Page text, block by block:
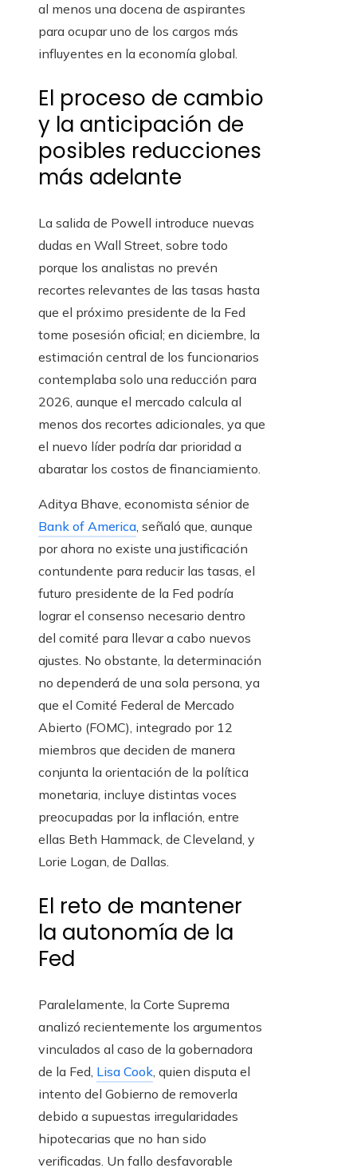
al menos una docena de aspirantes
para ocupar uno de los cargos más
influyentes en la economía global.
El proceso de cambio
y la anticipación de
posibles reducciones
más adelante
La salida de Powell introduce nuevas
dudas en Wall Street, sobre todo
porque los analistas no prevén
recortes relevantes de las tasas hasta
que el próximo presidente de la Fed
tome posesión oficial; en diciembre, la
estimación central de los funcionarios
contemplaba solo una reducción para
2026, aunque el mercado calcula al
menos dos recortes adicionales, ya que
el nuevo líder podría dar prioridad a
abaratar los costos de financiamiento.
Aditya Bhave, economista sénior de
Bank of America, señaló que, aunque
por ahora no existe una justificación
contundente para reducir las tasas, el
futuro presidente de la Fed podría
lograr el consenso necesario dentro
del comité para llevar a cabo nuevos
ajustes. No obstante, la determinación
no dependerá de una sola persona, ya
que el Comité Federal de Mercado
Abierto (FOMC), integrado por 12
miembros que deciden de manera
conjunta la orientación de la política
monetaria, incluye distintas voces
preocupadas por la inflación, entre
ellas Beth Hammack, de Cleveland, y
Lorie Logan, de Dallas.
El reto de mantener
la autonomía de la
Fed
Paralelamente, la Corte Suprema
analizó recientemente los argumentos
vinculados al caso de la gobernadora
de la Fed, Lisa Cook, quien disputa el
intento del Gobierno de removerla
debido a supuestas irregularidades
hipotecarias que no han sido
verificadas. Un fallo desfavorable